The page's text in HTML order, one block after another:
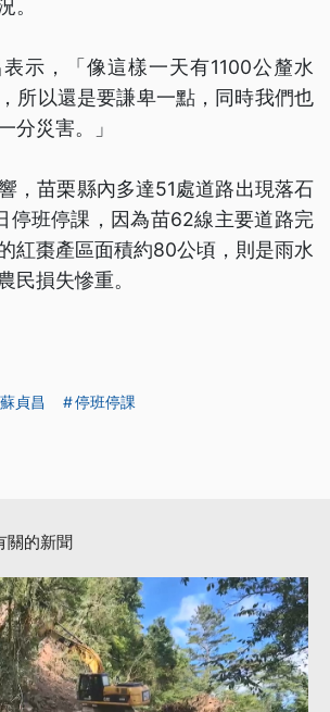
。
示，「像這樣一天有1100公釐水
所以還是要謙卑一點，同時我們也
分災害。」
，苗栗縣內多達51處道路出現落石
停班停課，因為苗62線主要道路完
紅棗產區面積約80公頃，則是雨水
民損失慘重。
蘇貞昌 停班停課
關的新聞